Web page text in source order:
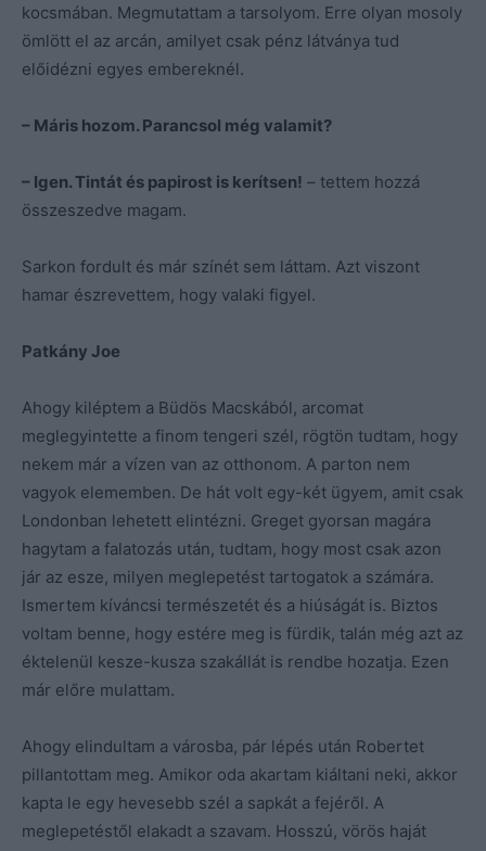
kocsmában. Megmutattam a tarsolyom. Erre olyan mosoly
ömlött el az arcán, amilyet csak pénz látványa tud
előidézni egyes embereknél.
– Máris hozom. Parancsol még valamit?
– Igen. Tintát és papirost is kerítsen! – tettem hozzá
összeszedve magam.
Sarkon fordult és már színét sem láttam. Azt viszont
hamar észrevettem, hogy valaki figyel.
Patkány Joe
Ahogy kiléptem a Büdös Macskából, arcomat
meglegyintette a finom tengeri szél, rögtön tudtam, hogy
nekem már a vízen van az otthonom. A parton nem
vagyok elememben. De hát volt egy-két ügyem, amit csak
Londonban lehetett elintézni. Greget gyorsan magára
hagytam a falatozás után, tudtam, hogy most csak azon
jár az esze, milyen meglepetést tartogatok a számára.
Ismertem kíváncsi természetét és a hiúságát is. Biztos
voltam benne, hogy estére meg is fürdik, talán még azt az
éktelenül kesze-kusza szakállát is rendbe hozatja. Ezen
már előre mulattam.
Ahogy elindultam a városba, pár lépés után Robertet
pillantottam meg. Amikor oda akartam kiáltani neki, akkor
kapta le egy hevesebb szél a sapkát a fejéről. A
meglepetéstől elakadt a szavam. Hosszú, vörös haját